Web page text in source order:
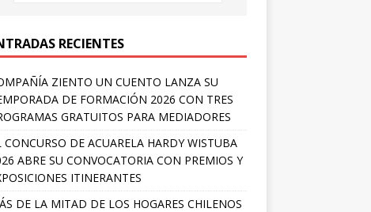
RECIENTES
ZIENTO UN CUENTO LANZA SU
DE FORMACIÓN 2026 CON TRES
GRATUITOS PARA MEDIADORES
CONCURSO DE ACUARELA HARDY WISTUBA
ABRE SU CONVOCATORIA CON PREMIOS Y
ITINERANTES
DE LA MITAD DE LOS HOGARES CHILENOS